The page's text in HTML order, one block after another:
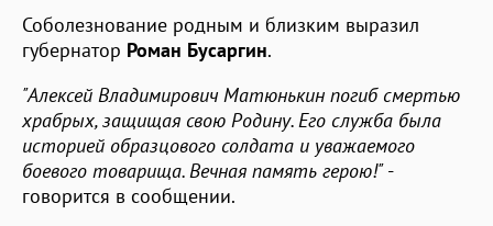
Соболезнование родным и близким выразил
губернатор Роман Бусаргин.
"Алексей Владимирович Матюнькин погиб смертью
храбрых, защищая свою Родину. Его служба была
историей образцового солдата и уважаемого
боевого товарища. Вечная память герою!"-
говорится в сообщении.